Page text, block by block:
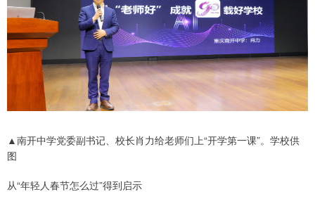
▲南开中学党委副书记、校长肖力给老师们上“开学第一课”。学校供
图
从“年轻人春节怎么过”得到启示